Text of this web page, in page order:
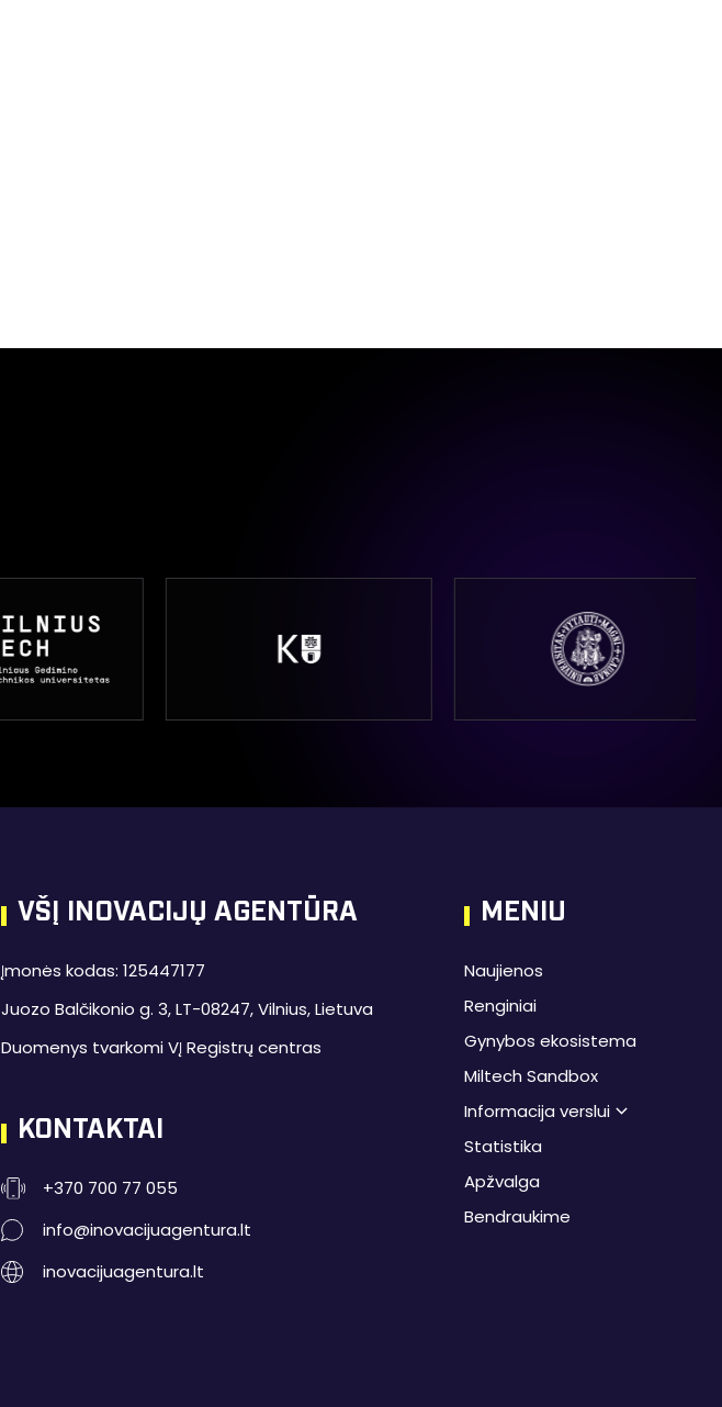
VŠĮ INOVACIJŲ AGENTŪRA
Įmonės kodas: 125447177
Juozo Balčikonio g. 3, LT-08247, Vilnius, Lietuva
Duomenys tvarkomi VĮ Registrų centras
KONTAKTAI
+370 700 77 055
info@inovacijuagentura.lt
inovacijuagentura.lt
MENIU
Naujienos
Renginiai
Gynybos ekosistema
Miltech Sandbox
Informacija verslui
Statistika
Apžvalga
Bendraukime